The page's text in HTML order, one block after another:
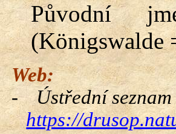
Původní
(Königswalde
Web:
-
Ústřední
https://